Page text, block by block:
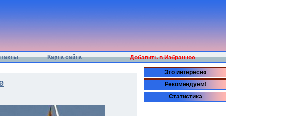
Карта сайта Добавить в Избранное
Это интересно
Рекомендуем!
Статистика